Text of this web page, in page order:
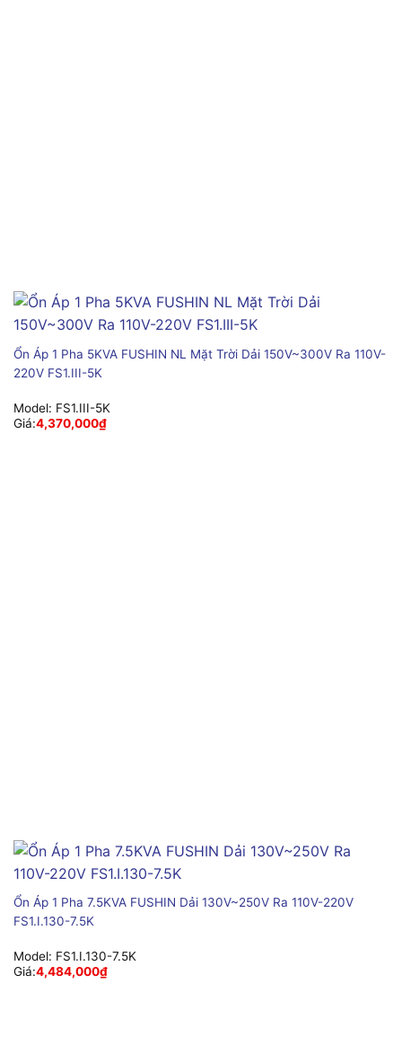
Ổn Áp 1 Pha 5KVA FUSHIN NL Mặt Trời Dải 150V~300V Ra 110V-
220V FS1.III-5K
Model: FS1.III-5K
Giá:4,370,000₫
Ổn Áp 1 Pha 7.5KVA FUSHIN Dải 130V~250V Ra 110V-220V
FS1.I.130-7.5K
Model: FS1.I.130-7.5K
Giá:4,484,000₫